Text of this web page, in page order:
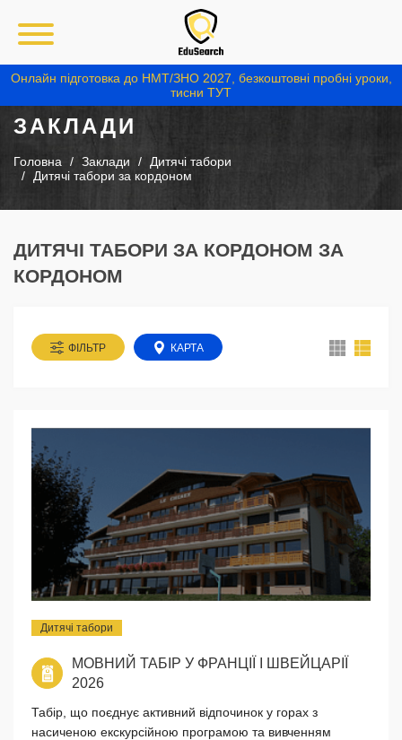
Онлайн підготовка до НМТ/ЗНО 2027, безкоштовні пробні уроки,
тисни ТУТ
ЗАКЛАДИ
Головна Заклади
Дитячі табори
Дитячі табори за кордоном
ДИТЯЧІ ТАБОРИ ЗА КОРДОНОМ ЗА
КОРДОНОМ
ФІЛЬТР КАРТА
Дитячі табори
МОВНИЙ ТАБІР У ФРАНЦІЇ І ШВЕЙЦАРІЇ
2026
Табір, що поєднує активний відпочинок у горах з
насиченою екскурсійною програмою та вивченням